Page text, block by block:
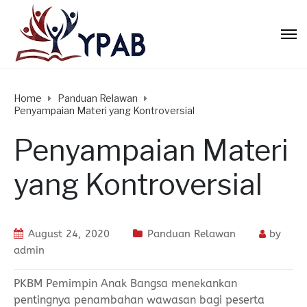
Home
Panduan Relawan
Penyampaian Materi yang Kontroversial
Penyampaian Materi
yang Kontroversial
August 24, 2020 Panduan Relawan
by
admin
PKBM Pemimpin Anak Bangsa menekankan
pentingnya penambahan wawasan bagi peserta